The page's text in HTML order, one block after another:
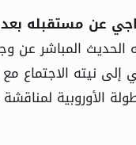
عن مستقبله
الحديث المباشر عن
إلى نيته الاجتماع
الأوروبية